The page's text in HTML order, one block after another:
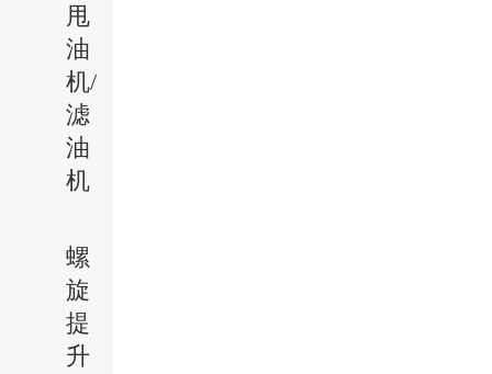
甩
油
机/
滤
油
机
螺
旋
提
升